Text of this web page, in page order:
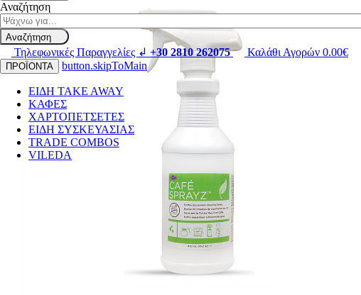
Αναζήτηση
Αναζήτηση
Τηλεφωνικές Παραγγελίες ↲ +30 2810 262075 Καλάθι Αγορών 0.00€
ΠΡΟΪΟΝΤΑ button.skipToMain
ΕΙΔΗ TAKE AWAY
ΚΑΦΕΣ
ΧΑΡΤΟΠΕΤΣΕΤΕΣ
ΕΙΔΗ ΣΥΣΚΕΥΑΣΙΑΣ
TRADE COMBOS
VILEDA